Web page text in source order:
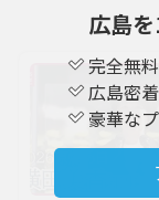
広島
完全無
広島密
豪華な